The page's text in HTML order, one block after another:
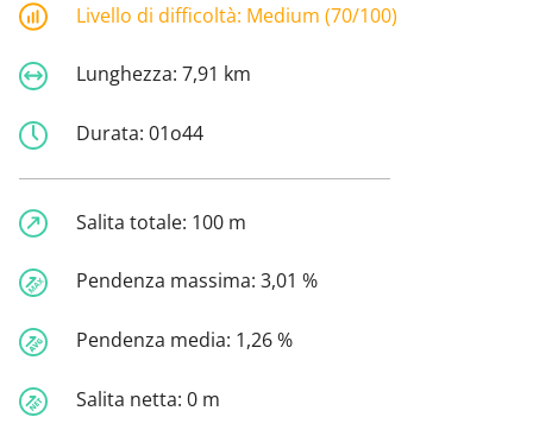
Livello di difficoltà: Medium (70/100)
Lunghezza: 7,91 km
Durata: 01o44
Salita totale: 100 m
Pendenza massima: 3,01 %
Pendenza media: 1,26 %
Salita netta: 0 m